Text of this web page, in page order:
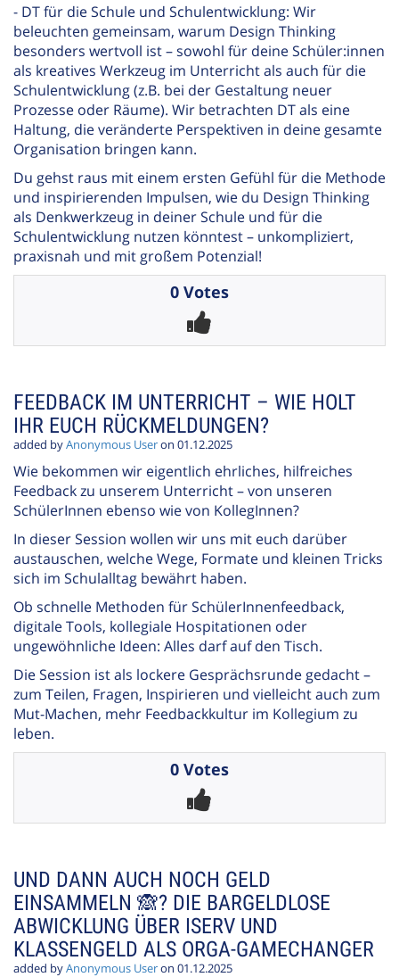
- DT für die Schule und Schulentwicklung: Wir
beleuchten gemeinsam, warum Design Thinking
besonders wertvoll ist – sowohl für deine Schüler:innen
als kreatives Werkzeug im Unterricht als auch für die
Schulentwicklung (z.B. bei der Gestaltung neuer
Prozesse oder Räume). Wir betrachten DT als eine
Haltung, die veränderte Perspektiven in deine gesamte
Organisation bringen kann.
Du gehst raus mit einem ersten Gefühl für die Methode
und inspirierenden Impulsen, wie du Design Thinking
als Denkwerkzeug in deiner Schule und für die
Schulentwicklung nutzen könntest – unkompliziert,
praxisnah und mit großem Potenzial!
0 Votes
FEEDBACK IM UNTERRICHT – WIE HOLT
IHR EUCH RÜCKMELDUNGEN?
added byAnonymous Useron 01.12.2025
Wie bekommen wir eigentlich ehrliches, hilfreiches
Feedback zu unserem Unterricht – von unseren
SchülerInnen ebenso wie von KollegInnen?
In dieser Session wollen wir uns mit euch darüber
austauschen, welche Wege, Formate und kleinen Tricks
sich im Schulalltag bewährt haben.
Ob schnelle Methoden für SchülerInnenfeedback,
digitale Tools, kollegiale Hospitationen oder
ungewöhnliche Ideen: Alles darf auf den Tisch.
Die Session ist als lockere Gesprächsrunde gedacht –
zum Teilen, Fragen, Inspirieren und vielleicht auch zum
Mut-Machen, mehr Feedbackkultur im Kollegium zu
leben.
0 Votes
UND DANN AUCH NOCH GELD
EINSAMMELN 🙈? DIE BARGELDLOSE
ABWICKLUNG ÜBER ISERV UND
KLASSENGELD ALS ORGA-GAMECHANGER
added byAnonymous Useron 01.12.2025